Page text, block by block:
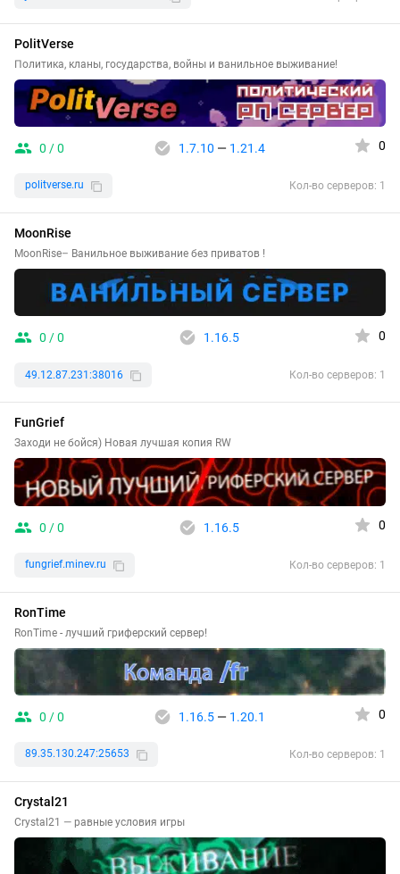
PolitVerse
Политика, кланы, государства, войны и ванильное выживание!
0 / 0 1.7.10 — 1.21.4 0
politverse.ru Кол-во серверов: 1
MoonRise
MoonRise– Ванильное выживание без приватов !
0 / 0 1.16.5 0
49.12.87.231:38016 Кол-во серверов: 1
FunGrief
Заходи не бойся) Новая лучшая копия RW
0 / 0 1.16.5 0
fungrief.minev.ru Кол-во серверов: 1
RonTime
RonTime - лучший гриферский сервер!
0 / 0 1.16.5— 1.20.1 0
89.35.130.247:25653 Кол-во серверов: 1
Crystal21
Crystal21 — равные условия игры